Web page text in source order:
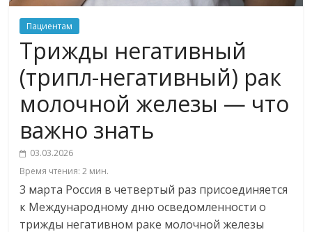
Пациентам
Трижды негативный
(трипл-негативный) рак
молочной железы — что
важно знать
03.03.2026
Время чтения:2 мин.
3 марта Россия в четвертый раз присоединяется
к Международному дню осведомленности о
трижды негативном раке молочной железы